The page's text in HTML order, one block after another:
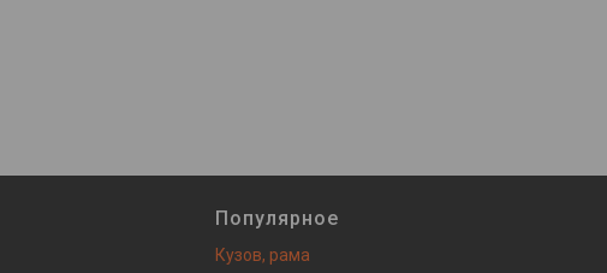
Популярное
Кузов, рама